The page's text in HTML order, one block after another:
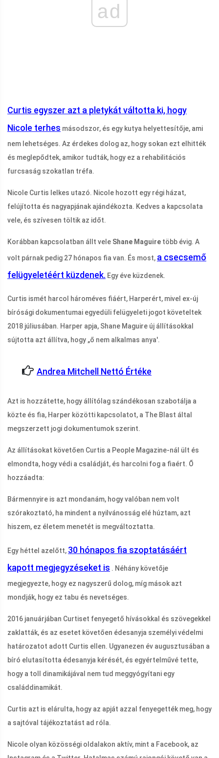
ad
Curtis egyszer azt a pletykát váltotta ki, hogy
Nicole terhes másodszor, és egy kutya helyettesítője, ami
nem lehetséges. Az érdekes dolog az, hogy sokan ezt elhitték
és meglepődtek, amikor tudták, hogy ez a rehabilitációs
furcsaság szokatlan tréfa.
Nicole Curtis lelkes utazó. Nicole hozott egy régi házat,
felújította és nagyapjának ajándékozta. Kedves a kapcsolata
vele, és szívesen töltik az időt.
Korábban kapcsolatban állt vele Shane Maguire több évig. A
volt párnak pedig 27 hónapos fia van. És most, a csecsemő
felügyeletéért küzdenek. Egy éve küzdenek.
Curtis ismét harcol hároméves fiáért, Harperért, mivel ex-új
bírósági dokumentumai egyedüli felügyeleti jogot követeltek
2018 júliusában. Harper apja, Shane Maguire új állításokkal
sújtotta azt állítva, hogy „ő nem alkalmas anya'.
Andrea Mitchell Nettó Értéke
Azt is hozzátette, hogy állítólag szándékosan szabotálja a
közte és fia, Harper közötti kapcsolatot, a The Blast által
megszerzett jogi dokumentumok szerint.
Az állításokat követően Curtis a People Magazine-nál ült és
elmondta, hogy védi a családját, és harcolni fog a fiaért. Ő
hozzáadta:
Bármennyire is azt mondanám, hogy valóban nem volt
szórakoztató, ha mindent a nyilvánosság elé húztam, azt
hiszem, ez életem menetét is megváltoztatta.
Egy héttel azelőtt, 30 hónapos fia szoptatásáért
kapott megjegyzéseket is . Néhány követője
megjegyezte, hogy ez nagyszerű dolog, míg mások azt
mondják, hogy ez tabu és nevetséges.
2016 januárjában Curtiset fenyegető hívásokkal és szövegekkel
zaklatták, és az esetet követően édesanyja személyi védelmi
határozatot adott Curtis ellen. Ugyanezen év augusztusában a
bíró elutasította édesanyja kérését, és egyértelművé tette,
hogy a toll dinamikájával nem tud meggyógyítani egy
családdinamikát.
Curtis azt is elárulta, hogy az apját azzal fenyegették meg, hogy
a sajtóval tájékoztatást ad róla.
Nicole olyan közösségi oldalakon aktív, mint a Facebook, az